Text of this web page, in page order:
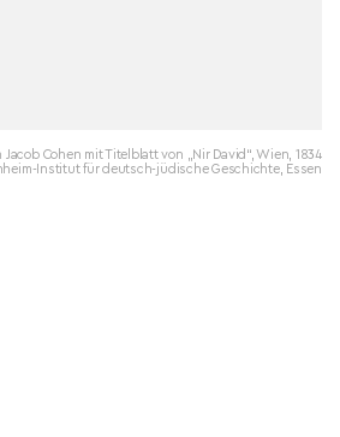
Jacob Cohen mit Titelblatt von „Nir David“, Wien, 1834
Institut für deutsch-jüdische Geschichte, Essen